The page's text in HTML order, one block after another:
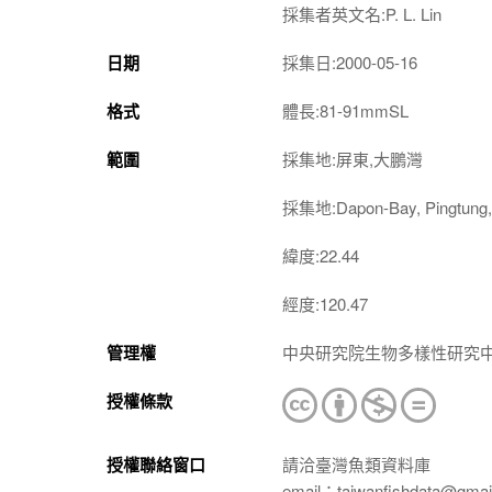
採集者英文名:P. L. Lin
日期 採集日:2000-05-16
格式 體長:81-91mmSL
範圍 採集地:屏東,大鵬灣
採集地:Dapon-Bay,
緯度:22.44
經度:120.47
管理權 中央研究院生物多樣性研究
授權條款
授權聯絡窗口
請洽臺灣魚類資料庫